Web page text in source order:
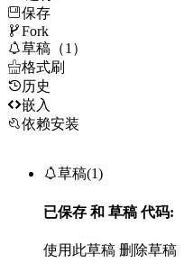
保存
Fork
草稿（1）
格式刷
历史
嵌入
依赖安装
草稿(1)
已保存 和 草稿代码:
使用此草稿 删除草稿